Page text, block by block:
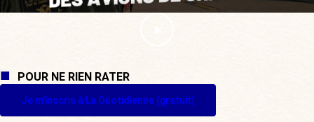
POUR NE RIEN RATER
Je m'inscris à La Quotidienne (gratuit)